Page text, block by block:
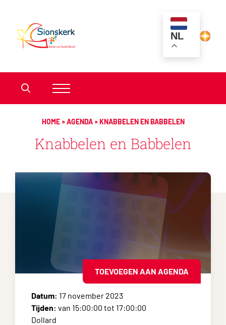
NL
HOME»AGENDA»KNABBELEN EN BABBELEN
Knabbelen en Babbelen
TOEVOEGEN AAN AGENDA
Datum: 17 november 2023
Tijden: van 15:00:00 tot 17:00:00
Dollard